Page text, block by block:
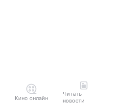
Кино онлайн
Читать
новости